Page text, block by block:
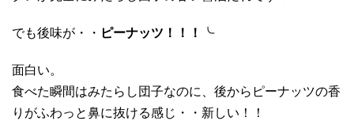
でも後味が・・ ピーナッツ！！！╰
面白い。
食べた瞬間はみたらし団子なのに、後からピーナッツの香
りがふわっと鼻に抜ける感じ・・新しい！！